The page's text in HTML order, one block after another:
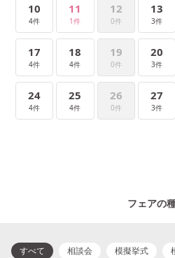
10
4件
11
1件
12
0件
13
3件
17
4件
18
4件
19
0件
20
3件
24
4件
25
4件
26
0件
27
3件
フェアの
すべて 相談会 模擬挙式